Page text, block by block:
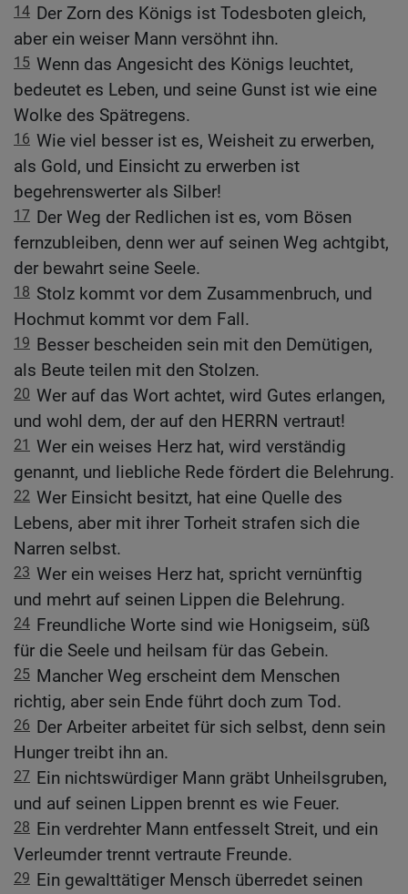
14 Der Zorn des Königs ist Todesboten gleich,
aber ein weiser Mann versöhnt ihn.
15 Wenn das Angesicht des Königs leuchtet,
bedeutet es Leben, und seine Gunst ist wie eine
Wolke des Spätregens.
16 Wie viel besser ist es, Weisheit zu erwerben,
als Gold, und Einsicht zu erwerben ist
begehrenswerter als Silber!
17 Der Weg der Redlichen ist es, vom Bösen
fernzubleiben, denn wer auf seinen Weg achtgibt,
der bewahrt seine Seele.
18 Stolz kommt vor dem Zusammenbruch, und
Hochmut kommt vor dem Fall.
19 Besser bescheiden sein mit den Demütigen,
als Beute teilen mit den Stolzen.
20 Wer auf das Wort achtet, wird Gutes erlangen,
und wohl dem, der auf den HERRN vertraut!
21 Wer ein weises Herz hat, wird verständig
genannt, und liebliche Rede fördert die Belehrung.
22 Wer Einsicht besitzt, hat eine Quelle des
Lebens, aber mit ihrer Torheit strafen sich die
Narren selbst.
23 Wer ein weises Herz hat, spricht vernünftig
und mehrt auf seinen Lippen die Belehrung.
24 Freundliche Worte sind wie Honigseim, süß
für die Seele und heilsam für das Gebein.
25 Mancher Weg erscheint dem Menschen
richtig, aber sein Ende führt doch zum Tod.
26 Der Arbeiter arbeitet für sich selbst, denn sein
Hunger treibt ihn an.
27 Ein nichtswürdiger Mann gräbt Unheilsgruben,
und auf seinen Lippen brennt es wie Feuer.
28 Ein verdrehter Mann entfesselt Streit, und ein
Verleumder trennt vertraute Freunde.
29 Ein gewalttätiger Mensch überredet seinen